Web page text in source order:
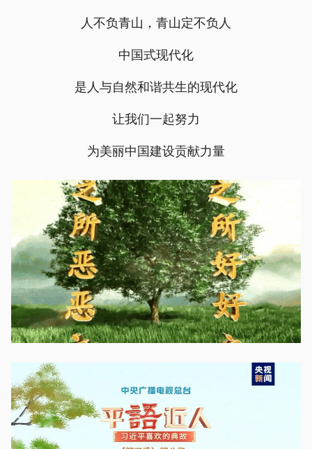
人不负青山，青山定不负人
中国式现代化
是人与自然和谐共生的现代化
让我们一起努力
为美丽中国建设贡献力量